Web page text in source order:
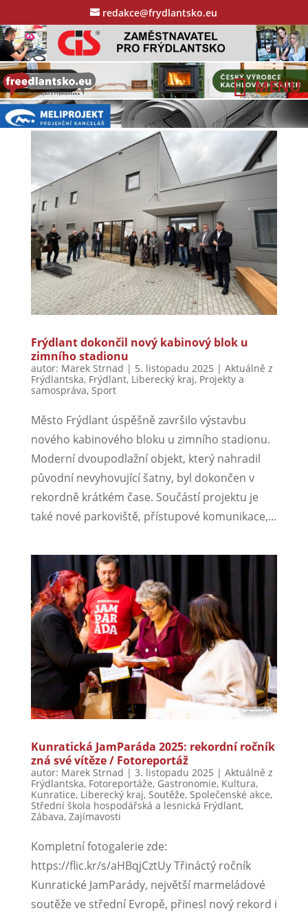
redakce@frydlantsko.eu
Frýdlant dokončil nový kabinový blok u
zimního stadionu
autor: Marek Strnad | 5. listopadu 2025 | Aktuálně z
Frýdlantska, Frýdlant, Liberecký kraj, Projekty a
samospráva, Sport
Město Frýdlant úspěšně završilo výstavbu
nového kabinového bloku u zimního stadionu.
Moderní dvoupodlažní objekt, který nahradil
původní nevyhovující šatny, byl dokončen v
rekordně krátkém čase. Součástí projektu je
také nové parkoviště, přístupové komunikace,...
Kunratická JamParáda 2025: rekordní ročník
zná své vítěze / Fotoreportáž
autor: Marek Strnad | 3. listopadu 2025 | Aktuálně z
Frýdlantska, Fotoreportáže, Gastronomie, Kultura,
Kunratice, Liberecký kraj, Soutěže, Společenské akce,
Střední škola hospodářská a lesnická Frýdlant,
Zábava, Zajímavosti
Kompletní fotogalerie zde:
https://flic.kr/s/aHBqjCztUy Třináctý ročník
Kunratické JamParády, největší marmeládové
soutěže ve střední Evropě, přinesl nový rekord i